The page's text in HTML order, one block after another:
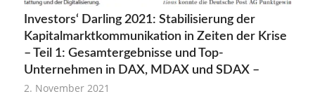
Investors‘ Darling 2021: Stabilisierung der
Kapitalmarktkommunikation in Zeiten der Krise
– Teil 1: Gesamtergebnisse und Top-
Unternehmen in DAX, MDAX und SDAX –
2. November 2021